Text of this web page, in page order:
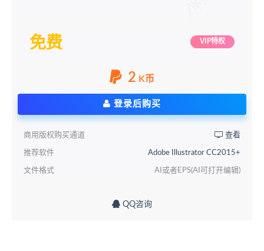
免费 VIP特权
2 K币
登录后购买
商用版权购买通道 查看
推荐软件 Adobe Illustrator CC2015+
文件格式 AI或者EPS(AI可打开编辑)
QQ咨询